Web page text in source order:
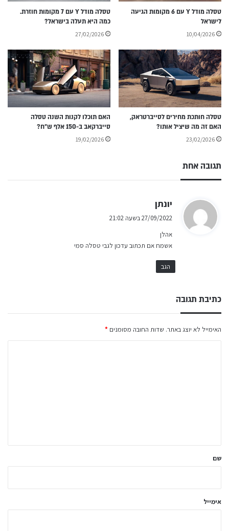
טסלה מודל Y עם 6 מקומות הגיעה
לישראל
10/04/2026
טסלה מודל Y עם 7 מקומות חוזרת.
כמה היא תעלה בישראל?
27/02/2026
טסלה חותכת מחירים לסייברטראק,
האם זה מה שיציל אותו?
23/02/2026
האם תוכלו לקנות השנה טסלה
סייברקאב ב-150 אלף ש״ח?
19/02/2026
תגובה אחת
יונתן
:
27/09/2022 בשעה 21:02
אהלן
אשמח אם תכתוב עדכון לגבי טסלה סמי
הגב
כתיבת תגובה
האימייל לא יוצג באתר. שדות החובה מסומנים *
ל
שם
אימייל